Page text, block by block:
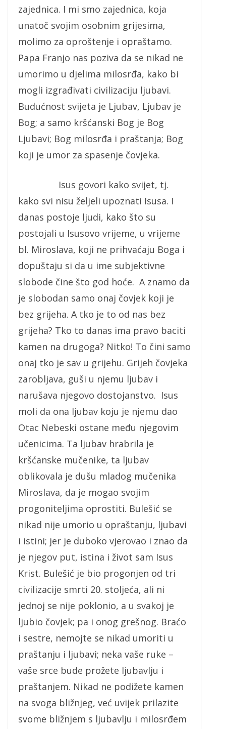
zajednica. I mi smo zajednica, koja
unatoč svojim osobnim grijesima,
molimo za oproštenje i opraštamo.
Papa Franjo nas poziva da se nikad ne
umorimo u djelima milosrđa, kako bi
mogli izgrađivati civilizaciju ljubavi.
Budućnost svijeta je Ljubav, Ljubav je
Bog; a samo kršćanski Bog je Bog
Ljubavi; Bog milosrđa i praštanja; Bog
koji je umor za spasenje čovjeka.
Isus govori kako svijet, tj.
kako svi nisu željeli upoznati Isusa. I
danas postoje ljudi, kako što su
postojali u Isusovo vrijeme, u vrijeme
bl. Miroslava, koji ne prihvaćaju Boga i
dopuštaju si da u ime subjektivne
slobode čine što god hoće. A znamo da
je slobodan samo onaj čovjek koji je
bez grijeha. A tko je to od nas bez
grijeha? Tko to danas ima pravo baciti
kamen na drugoga? Nitko! To čini samo
onaj tko je sav u grijehu. Grijeh čovjeka
zarobljava, guši u njemu ljubav i
narušava njegovo dostojanstvo. Isus
moli da ona ljubav koju je njemu dao
Otac Nebeski ostane među njegovim
učenicima. Ta ljubav hrabrila je
kršćanske mučenike, ta ljubav
oblikovala je dušu mladog mučenika
Miroslava, da je mogao svojim
progoniteljima oprostiti. Bulešić se
nikad nije umorio u opraštanju, ljubavi
i istini; jer je duboko vjerovao i znao da
je njegov put, istina i život sam Isus
Krist. Bulešić je bio progonjen od tri
civilizacije smrti 20. stoljeća, ali ni
jednoj se nije poklonio, a u svakoj je
ljubio čovjek; pa i onog grešnog. Braćo
i sestre, nemojte se nikad umoriti u
praštanju i ljubavi; neka vaše ruke –
vaše srce bude prožete ljubavlju i
praštanjem. Nikad ne podižete kamen
na svoga bližnjeg, već uvijek prilazite
svome bližnjem s ljubavlju i milosrđem